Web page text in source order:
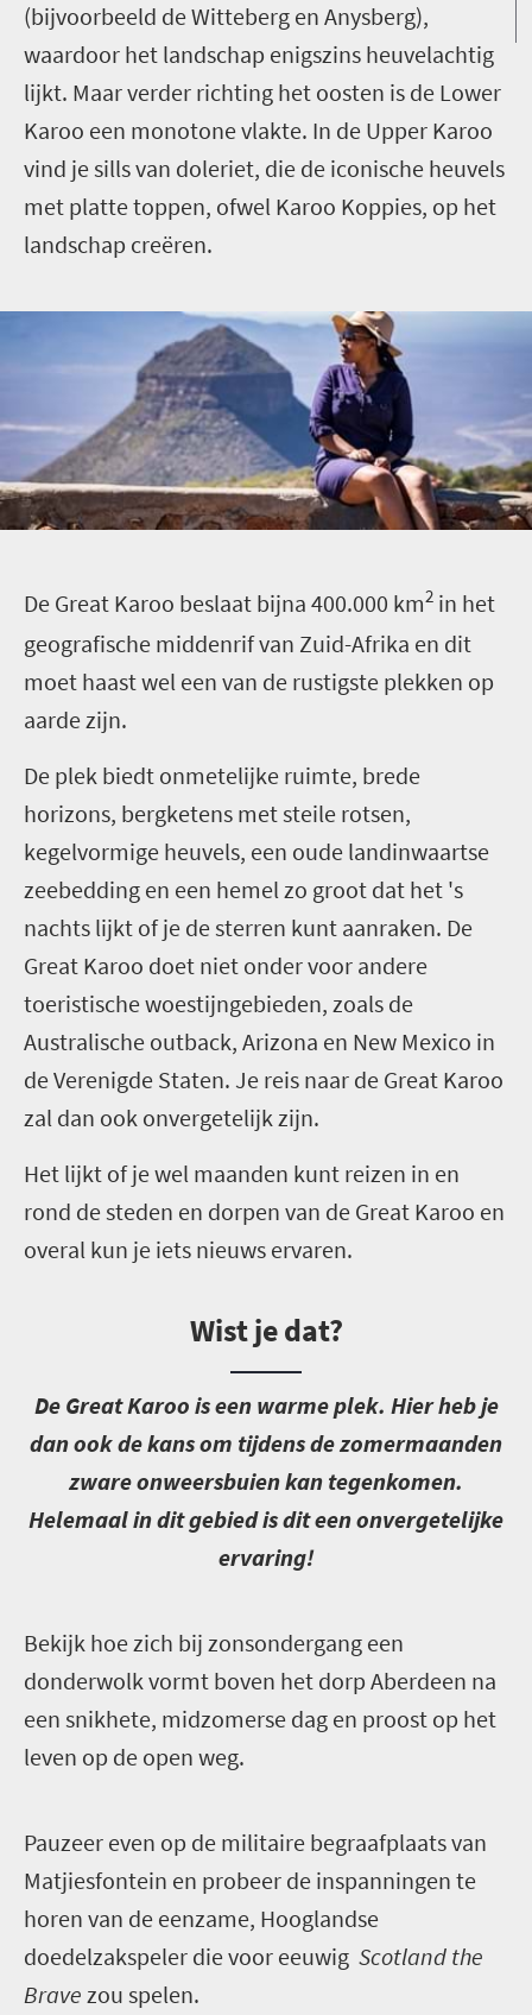
(bijvoorbeeld de Witteberg en Anysberg),
waardoor het landschap enigszins heuvelachtig
lijkt. Maar verder richting het oosten is de Lower
Karoo een monotone vlakte. In de Upper Karoo
vind je sills van doleriet, die de iconische heuvels
met platte toppen, ofwel Karoo Koppies, op het
landschap creëren.
De Great Karoo beslaat bijna 400.000 km2 in het
geografische middenrif van Zuid-Afrika en dit
moet haast wel een van de rustigste plekken op
aarde zijn.
De plek biedt onmetelijke ruimte, brede
horizons, bergketens met steile rotsen,
kegelvormige heuvels, een oude landinwaartse
zeebedding en een hemel zo groot dat het 's
nachts lijkt of je de sterren kunt aanraken. De
Great Karoo doet niet onder voor andere
toeristische woestijngebieden, zoals de
Australische outback, Arizona en New Mexico in
de Verenigde Staten. Je reis naar de Great Karoo
zal dan ook onvergetelijk zijn.
Het lijkt of je wel maanden kunt reizen in en
rond de steden en dorpen van de Great Karoo en
overal kun je iets nieuws ervaren.
Wist je dat?
De Great Karoo is een warme plek. Hier heb je
dan ook de kans om tijdens de zomermaanden
zware onweersbuien kan tegenkomen.
Helemaal in dit gebied is dit een onvergetelijke
ervaring!
Bekijk hoe zich bij zonsondergang een
donderwolk vormt boven het dorp Aberdeen na
een snikhete, midzomerse dag en proost op het
leven op de open weg.
Pauzeer even op de militaire begraafplaats van
Matjiesfontein en probeer de inspanningen te
horen van de eenzame, Hooglandse
doedelzakspeler die voor eeuwig Scotland the
Brave zou spelen.